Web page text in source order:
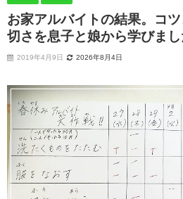
お家アルバイトの結果。コ
切さを息子と娘から学びまし
2019年4月9日 2026年8月4日